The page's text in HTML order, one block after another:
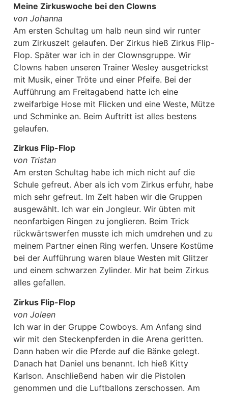
Meine Zirkuswoche bei den Clowns
von Johanna
Am ersten Schultag um halb neun sind wir runter
zum Zirkuszelt gelaufen. Der Zirkus hieß Zirkus Flip-
Flop. Später war ich in der Clownsgruppe. Wir
Clowns haben unseren Trainer Wesley ausgetrickst
mit Musik, einer Tröte und einer Pfeife. Bei der
Aufführung am Freitagabend hatte ich eine
zweifarbige Hose mit Flicken und eine Weste, Mütze
und Schminke an. Beim Auftritt ist alles bestens
gelaufen.
Zirkus Flip-Flop
von Tristan
Am ersten Schultag habe ich mich nicht auf die
Schule gefreut. Aber als ich vom Zirkus erfuhr, habe
mich sehr gefreut. Im Zelt haben wir die Gruppen
ausgewählt. Ich war ein Jongleur. Wir übten mit
neonfarbigen Ringen zu jonglieren. Beim Trick
rückwärtswerfen musste ich mich umdrehen und zu
meinem Partner einen Ring werfen. Unsere Kostüme
bei der Aufführung waren blaue Westen mit Glitzer
und einem schwarzen Zylinder. Mir hat beim Zirkus
alles gefallen.
Zirkus Flip-Flop
von Joleen
Ich war in der Gruppe Cowboys. Am Anfang sind
wir mit den Steckenpferden in die Arena geritten.
Dann haben wir die Pferde auf die Bänke gelegt.
Danach hat Daniel uns benannt. Ich hieß Kitty
Karlson. Anschließend haben wir die Pistolen
genommen und die Luftballons zerschossen. Am